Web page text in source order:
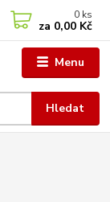
Menu
Hledat
0 ks
za 0,00 Kč